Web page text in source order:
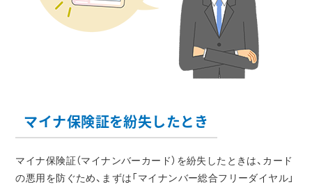
マイナ保険証を紛失したとき
マイナ保険証（マイナンバーカード）を紛失したときは、カード
の悪用を防ぐため、まずは「マイナンバー総合フリーダイヤル」